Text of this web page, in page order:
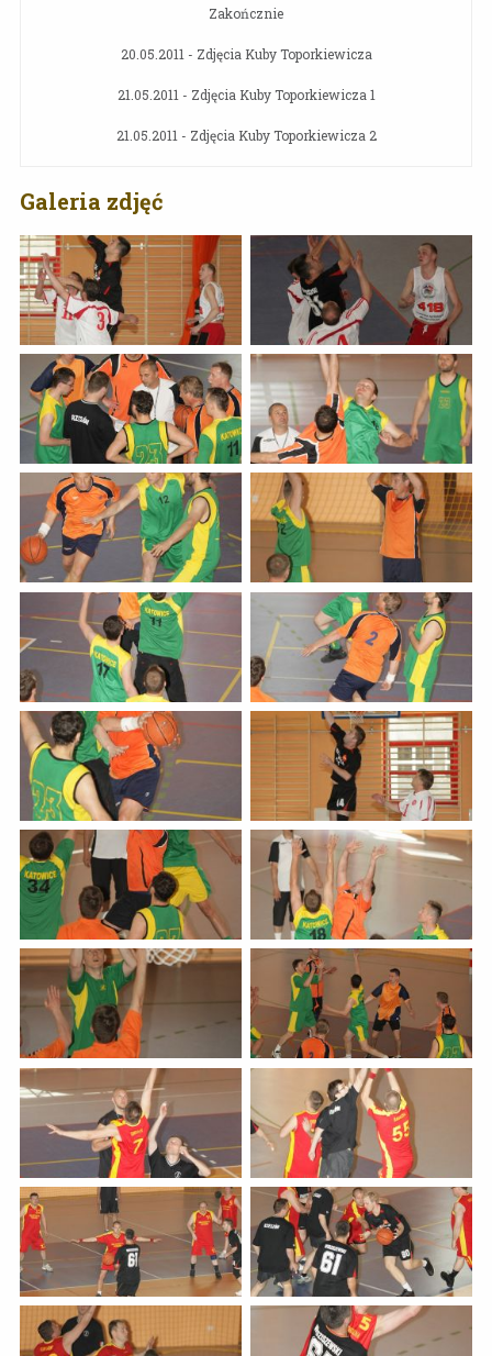
Zakończnie
20.05.2011 - Zdjęcia Kuby Toporkiewicza
21.05.2011 - Zdjęcia Kuby Toporkiewicza 1
21.05.2011 - Zdjęcia Kuby Toporkiewicza 2
Galeria zdjęć